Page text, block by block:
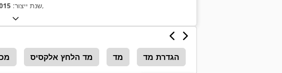
שנת ייצור:,
מד הלחץ אלקסיס מד הגדרת מד